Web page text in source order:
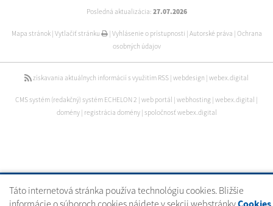
Táto internetová stránka používa technológiu cookies. Bližšie
informácie o súboroch cookies nájdete v sekcii webstránky
Posledná aktualizácia: 27.07.2026
Mapa stránok| Vytlačiť stránku | Vyhlásenie o prístupnosti Autorské práva Ochrana
osobných údajov
získavania aktuálnych informácií s využitím RSS webdesign webex.digital
CMS systém (redakčný) systém ECHELON 2 web portál webhosting webex.digital
domény| registrácia domény| spoločnosť webex.digital